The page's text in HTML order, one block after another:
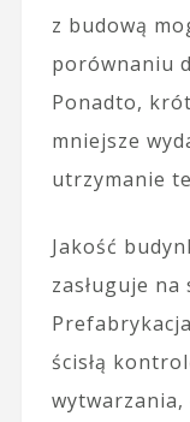
z budową
porównaniu
Ponadto,
mniejsze
utrzymanie
Jakość
zasługuje na
ścisłą
wytwarzania,